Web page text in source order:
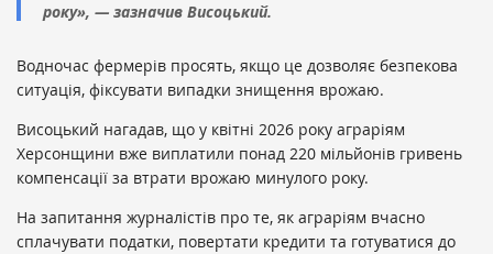
року», — зазначив Висоцький.
Водночас фермерів просять, якщо це дозволяє безпекова
ситуація, фіксувати випадки знищення врожаю.
Висоцький нагадав, що у квітні 2026 року аграріям
Херсонщини вже виплатили понад 220 мільйонів гривень
компенсації за втрати врожаю минулого року.
На запитання журналістів про те, як аграріям вчасно
сплачувати податки, повертати кредити та готуватися до